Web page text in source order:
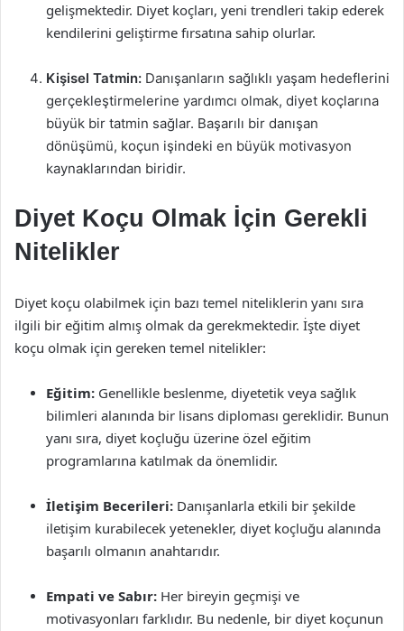
gelişmektedir. Diyet koçları, yeni trendleri takip ederek
kendilerini geliştirme fırsatına sahip olurlar.
Kişisel Tatmin: Danışanların sağlıklı yaşam hedeflerini
gerçekleştirmelerine yardımcı olmak, diyet koçlarına
büyük bir tatmin sağlar. Başarılı bir danışan
dönüşümü, koçun işindeki en büyük motivasyon
kaynaklarından biridir.
Diyet Koçu Olmak İçin Gerekli
Nitelikler
Diyet koçu olabilmek için bazı temel niteliklerin yanı sıra
ilgili bir eğitim almış olmak da gerekmektedir. İşte diyet
koçu olmak için gereken temel nitelikler:
Eğitim: Genellikle beslenme, diyetetik veya sağlık
bilimleri alanında bir lisans diploması gereklidir. Bunun
yanı sıra, diyet koçluğu üzerine özel eğitim
programlarına katılmak da önemlidir.
İletişim Becerileri: Danışanlarla etkili bir şekilde
iletişim kurabilecek yetenekler, diyet koçluğu alanında
başarılı olmanın anahtarıdır.
Empati ve Sabır: Her bireyin geçmişi ve
motivasyonları farklıdır. Bu nedenle, bir diyet koçunun